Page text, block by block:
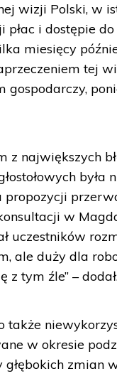
wizji Polski, w
i dostępie do
miesięcy
tej
największych
była
w
uczestników
ale duży dla
z tym źle” –
także
w okresie
głębokich